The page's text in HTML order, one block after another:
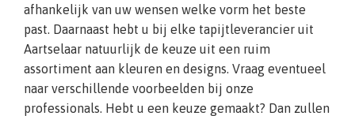
afhankelijk van uw wensen welke vorm het beste
past. Daarnaast hebt u bij elke tapijtleverancier uit
Aartselaar natuurlijk de keuze uit een ruim
assortiment aan kleuren en designs. Vraag eventueel
naar verschillende voorbeelden bij onze
professionals. Hebt u een keuze gemaakt? Dan zullen